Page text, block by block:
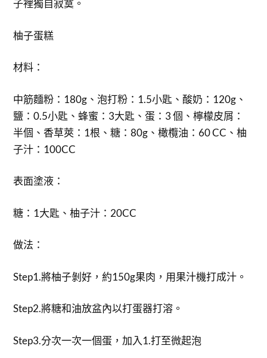
子裡獨自寂寞。
柚子蛋糕
材料：
中筋麵粉：180g、泡打粉：1.5小匙、酸奶：120g、
鹽：0.5小匙、蜂蜜：3大匙、蛋：3 個、檸檬皮屑：
半個、香草莢：1根、糖：80g、橄欖油：60 CC、柚
子汁：100CC
表面塗液：
糖：1大匙、柚子汁：20CC
做法：
Step1.將柚子剝好，約150g果肉，用果汁機打成汁。
Step2.將糖和油放盆內以打蛋器打溶。
Step3.分次一次一個蛋，加入1.打至微起泡